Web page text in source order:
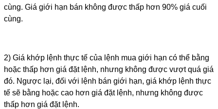
cùng. Giá giới hạn bán không được thấp hơn 90% giá cuối
cùng.
2) Giá khớp lệnh thực tế của lệnh mua giới hạn có thể bằng
hoặc thấp hơn giá đặt lệnh, nhưng không được vượt quá giá
đó. Ngược lại, đối với lệnh bán giới hạn, giá khớp lệnh thực
tế sẽ bằng hoặc cao hơn giá đặt lệnh, nhưng không được
thấp hơn giá đặt lệnh.